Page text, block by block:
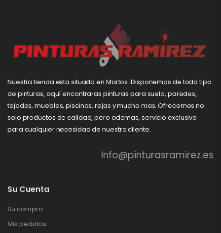
Nuestra tienda esta situada en Martos. Disponemos de todo tipo
de pinturas, aquí encontraras pinturas para suelo, paredes,
tejados, muebles, piscinas, rejas y mucho mas..Ofrecemos no
solo productos de calidad, pero ademas, servicio exclusivo
para cualquier necesidad de nuestro cliente.
Info@pinturasramirez.es
Su Cuenta
Su compra
Mis pedidos